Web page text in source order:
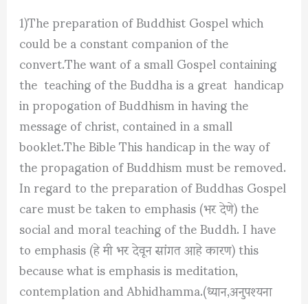
1)The preparation of Buddhist Gospel which
could be a constant companion of the
convert.The want of a small Gospel containing
the teaching of the Buddha is a great handicap
in propogation of Buddhism in having the
message of christ, contained in a small
booklet.The Bible This handicap in the way of
the propagation of Buddhism must be removed.
In regard to the preparation of Buddhas Gospel
care must be taken to emphasis (भर देणे) the
social and moral teaching of the Buddh. I have
to emphasis (हे मी भर देवून सांगत आहे कारण) this
because what is emphasis is meditation,
contemplation and Abhidhamma.(ध्यान,अनुपश्यना